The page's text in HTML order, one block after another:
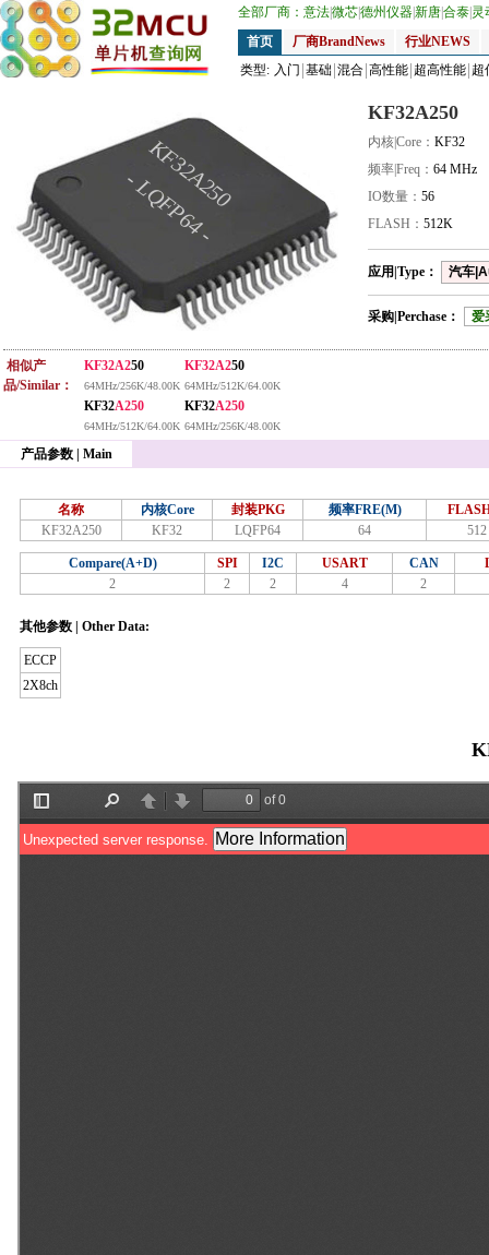
全部厂商： 意法微芯德州仪器新唐合泰 灵
首页
厂商BrandNews
行业NEWS
类型: 入门 基础 混合 高性能 超高性能 超
KF32A250
- LQFP64 -
KF32A250
内核|Core： KF32
频率|Freq： 64 MHz
IO数量： 56
FLASH： 512K
应用|Type： 汽车
采购|Perchase： 爱
相似产
品/Similar：
KF32A250
64MHz/256K/48.00K
KF32A250
64MHz/512K/64.00K
KF32A250
64MHz/512K/64.00K
KF32A250
64MHz/256K/48.00K
产品参数 | Main
名称 内核Core 封装PKG 频率FRE(M)
KF32A250
KF32 LQFP64 64 512
Compare(A+D) SPI I2C USART CAN
2
2 2 4 2
其他参数 | Other Data:
ECCP
2X8ch